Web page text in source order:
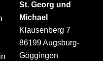
St. Georg und
Michael
Klausenberg 7
86199 Augsburg-
Göggingen